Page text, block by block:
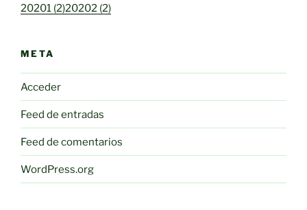
20201 (2)20202 (2)
META
Acceder
Feed de entradas
Feed de comentarios
WordPress.org